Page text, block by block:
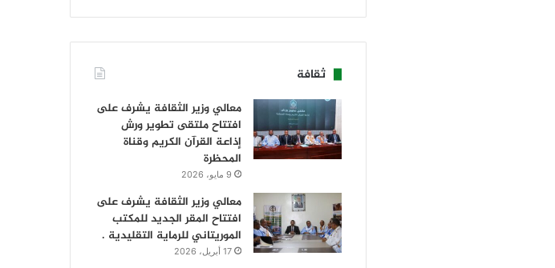
ثقافة
معالي وزير الثقافة يشرف على
افتتاح ملتقى تطوير ورش
إذاعة القرآن الكريم وقناة
المحظرة
9 مايو، 2026
معالي وزير الثقافة يشرف على
افتتاح المقر الجديد للمكتب
الموريتاني للرماية التقليدية .
17 أبريل، 2026